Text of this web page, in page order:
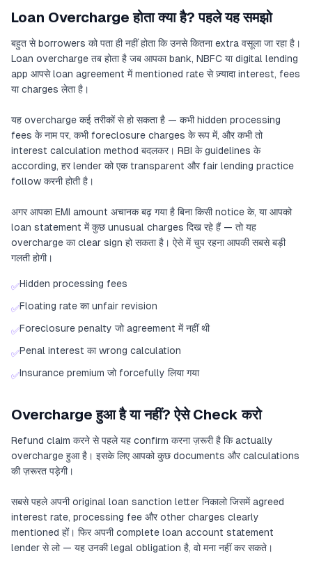
Loan Overcharge होता क्या है? पहले यह समझो
बहुत से borrowers को पता ही नहीं होता कि उनसे कितना extra वसूला जा रहा है।
Loan overcharge तब होता है जब आपका bank, NBFC या digital lending
app आपसे loan agreement में mentioned rate से ज़्यादा interest, fees
या charges लेता है।
यह overcharge कई तरीकों से हो सकता है — कभी hidden processing
fees के नाम पर, कभी foreclosure charges के रूप में, और कभी तो
interest calculation method बदलकर। RBI के guidelines के
according, हर lender को एक transparent और fair lending practice
follow करनी होती है।
अगर आपका EMI amount अचानक बढ़ गया है बिना किसी notice के, या आपको
loan statement में कुछ unusual charges दिख रहे हैं — तो यह
overcharge का clear sign हो सकता है। ऐसे में चुप रहना आपकी सबसे बड़ी
गलती होगी।
✅Hidden processing fees
✅Floating rate का unfair revision
✅Foreclosure penalty जो agreement में नहीं थी
✅Penal interest का wrong calculation
✅Insurance premium जो forcefully लिया गया
Overcharge हुआ है या नहीं? ऐसे Check करो
Refund claim करने से पहले यह confirm करना ज़रूरी है कि actually
overcharge हुआ है। इसके लिए आपको कुछ documents और calculations
की ज़रूरत पड़ेगी।
सबसे पहले अपनी original loan sanction letter निकालो जिसमें agreed
interest rate, processing fee और other charges clearly
mentioned हों। फिर अपनी complete loan account statement
lender से लो — यह उनकी legal obligation है, वो मना नहीं कर सकते।